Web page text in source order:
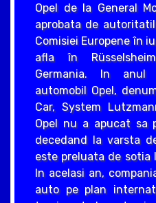
Opel de la General
aprobata de
Comisiei Europene în
afla în
Germania. In anul
automobil Opel,
Car, System
Opel nu a apucat sa
decedand la varsta
este preluata de sotia
In acelasi an,
auto pe plan